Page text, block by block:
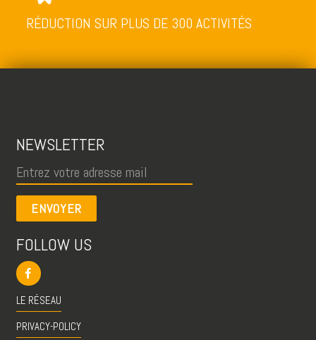
RÉDUCTION SUR PLUS DE 300 ACTIVITÉS
NEWSLETTER
ENVOYER
FOLLOW US
LE RÉSEAU
PRIVACY-POLICY